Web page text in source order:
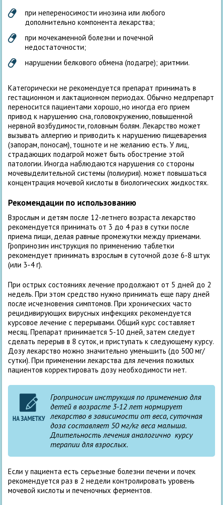
при непереносимости инозина или любого
дополнительно компонента лекарства;
при мочекаменной болезни и почечной
недостаточности;
нарушении белкового обмена (подагре); аритмии.
Категорически не рекомендуется препарат принимать в
гестационном и лактационном периодах. Обычно медпрепарт
переносится пациентами хорошо, но иногда его прием
привод к нарушению сна, головокружению, повышенной
нервной возбудимости, головным болям. Лекарство может
вызывать аллергию и приводить к нарушению пищеварения
(запорам, поносам), тошноте и не желанию есть. У лиц,
страдающих подагрой может быть обострение этой
патологии. Иногда наблюдаются нарушения со стороны
мочевыделительной системы (полиурия). может повышаться
концентрация мочевой кислоты в биологических жидкостях.
Рекомендации по использованию
Взрослым и детям после 12-летнего возраста лекарство
рекомендуется принимать от 3 до 4 раз в сутки после
приема пищи, делая равные промежутки между приемами.
Гропринозин инструкция по применению таблетки
рекомендует принимать взрослым в суточной дозе 6-8 штук
(или 3-4 г).
При острых состояниях лечение продолжают от 5 дней до 2
недель. При этом средство нужно принимать еще пару дней
после исчезновения симптомов. При хронических часто
рецидивирующих вирусных инфекциях рекомендуется
курсовое лечение с перерывами. Общий курс составляет
месяц. Препарат принимается 5-10 дней, затем следует
сделать перерыв в 8 суток, и приступать к следующему курсу.
Дозу лекарство можно значительно уменьшить (до 500 мг/
сутки). При применении лекарства для лечения пожилых
пациентов корректировать дозу необходимости нет.
Гроприносин инструкция по применению для
детей в возрасте 3-12 лет нормирует
лекарство в зависимости от веса, суточная
доза составляет 50 мг/кг веса малыша.
Длительность лечения аналогично курсу
терапии для взрослых.
Если у пациента есть серьезные болезни печени и почек
рекомендуется раз в 2 недели контролировать уровень
мочевой кислоты и печеночных ферментов.